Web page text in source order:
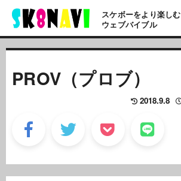
スケボーをより楽しむ
ウェブバイブル
PROV（プロブ）
2018.9.8